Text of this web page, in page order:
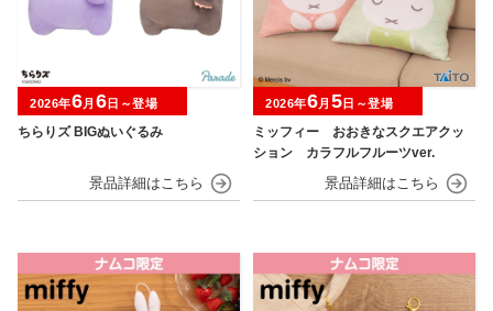
ちらりズ BIGぬいぐるみ
2026年6月 6 日～登場
ミッフィー おおきなスクエアクッ
ション カラフルフルーツver.
2026年6月 5 日～登場